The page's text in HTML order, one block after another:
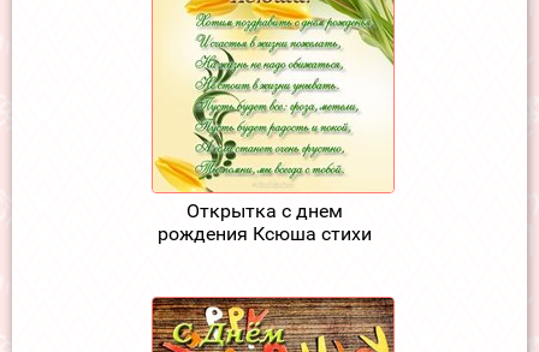
Открытка с днем
рождения Ксюша стихи